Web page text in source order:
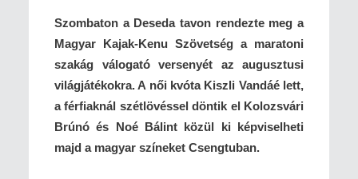
Szombaton a Deseda tavon rendezte meg a
Magyar Kajak-Kenu Szövetség a maratoni
szakág válogató versenyét az augusztusi
világjátékokra. A női kvóta Kiszli Vandáé lett,
a férfiaknál szétlövéssel döntik el Kolozsvári
Brúnó és Noé Bálint közül ki képviselheti
majd a magyar színeket Csengtuban.